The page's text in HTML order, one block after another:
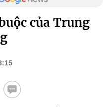
của Trung